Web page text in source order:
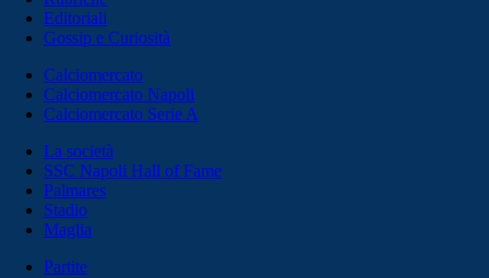
Editoriali
Gossip e Curiosità
Calciomercato
Calciomercato Napoli
Calciomercato Serie A
La società
SSC Napoli Hall of Fame
Palmares
Stadio
Maglia
Partite